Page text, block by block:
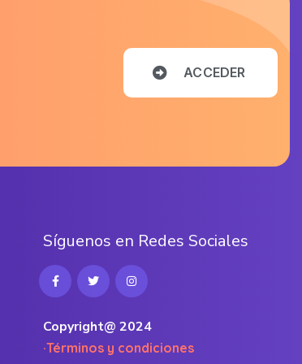
ACCEDER
Síguenos en Redes Sociales
Copyright@ 2024
·Términos y condiciones